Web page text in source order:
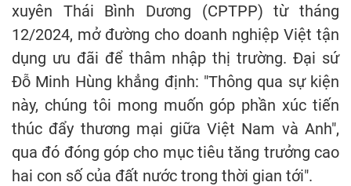
xuyên Thái Bình Dương (CPTPP) từ tháng
12/2024, mở đường cho doanh nghiệp Việt tận
dụng ưu đãi để thâm nhập thị trường. Đại sứ
Đỗ Minh Hùng khẳng định: "Thông qua sự kiện
này, chúng tôi mong muốn góp phần xúc tiến
thúc đẩy thương mại giữa Việt Nam và Anh",
qua đó đóng góp cho mục tiêu tăng trưởng cao
hai con số của đất nước trong thời gian tới".